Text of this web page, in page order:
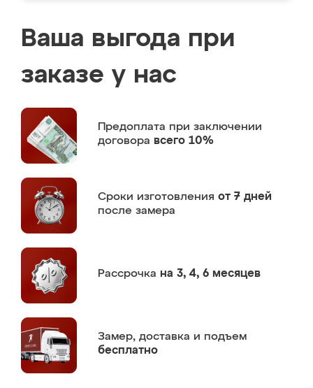
Ваша выгода при
заказе у нас
Предоплата при заключении
договора всего 10%
Сроки изготовления от 7 дней
после замера
Рассрочка на 3, 4, 6 месяцев
Замер, доставка и подъем
бесплатно